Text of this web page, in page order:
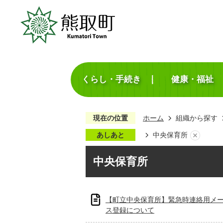
くらし・手続き 健康・福祉
現在の位置 ホーム 組織から探す
あしあと 中央保育所
中央保育所
【町立中央保育所】緊急時連絡用メ
ス登録について